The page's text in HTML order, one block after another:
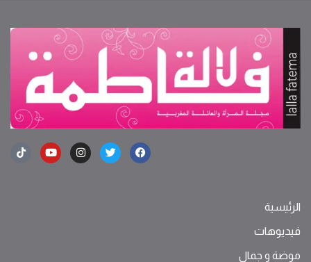
الرئيسية
فيديوهات
موضة ‫و‬ ‫‬‫جمال‬